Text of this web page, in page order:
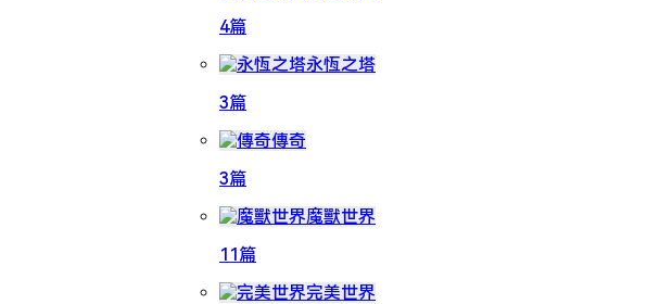
4篇
永恆之塔
3篇
傳奇
3篇
魔獸世界
11篇
完美世界